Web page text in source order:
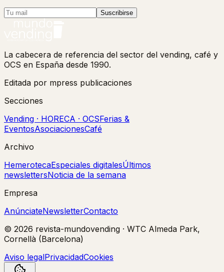
Suscribirse
La cabecera de referencia del sector del vending, café y
OCS en España desde 1990.
Editada por mpress publicaciones
Secciones
Vending · HORECA · OCSFerias &
EventosAsociacionesCafé
Archivo
HemerotecaEspeciales digitalesÚltimos
newslettersNoticia de la semana
Empresa
AnúnciateNewsletterContacto
© 2026 revista-mundovending · WTC Almeda Park,
Cornellà (Barcelona)
Aviso legalPrivacidadCookies